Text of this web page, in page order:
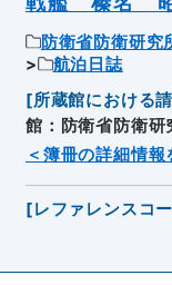
防衛省防衛研究
航泊日誌
[所蔵館における
館：防衛省防衛研
＜簿冊の詳細情報
[レファレンスコ